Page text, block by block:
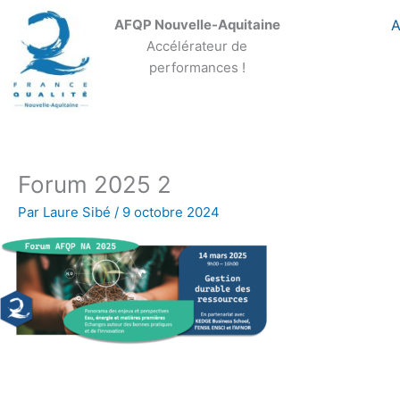
contenu
AFQP Nouvelle-Aquitaine
Accélérateur de
performances !
Forum 2025 2
Par Laure Sibé / 9 octobre 2024